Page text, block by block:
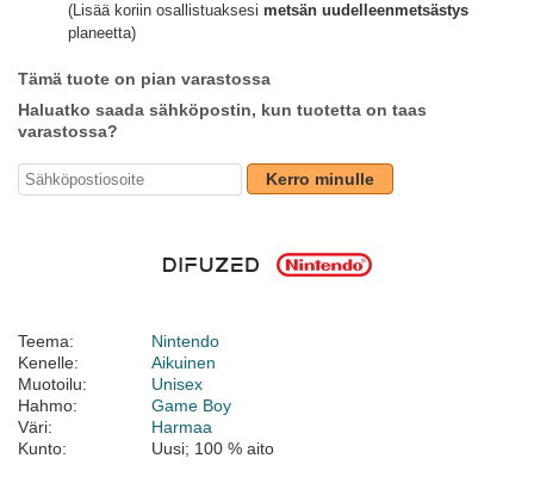
(Lisää koriin osallistuaksesi metsän uudelleenmetsästys
planeetta)
Tämä tuote on pian varastossa
Haluatko saada sähköpostin, kun tuotetta on taas
varastossa?
Kerro minulle
Teema:
Nintendo
Kenelle:
Aikuinen
Muotoilu:
Unisex
Hahmo:
Game Boy
Väri:
Harmaa
Kunto:
Uusi; 100 % aito